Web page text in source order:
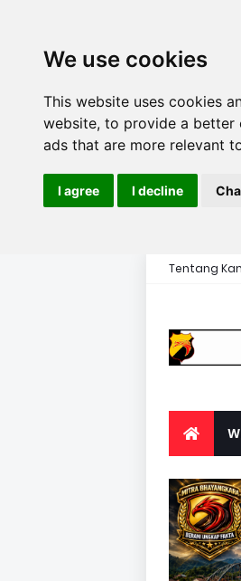
We use cookies
This website uses cookies
website, to provide a better
ads that are more relevant
I agree I decline
Tentang